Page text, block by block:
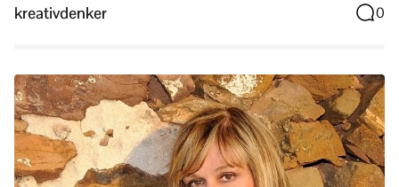
kreativdenker 0